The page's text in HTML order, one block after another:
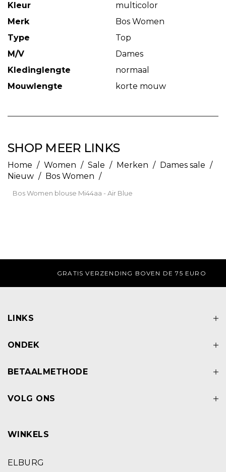
Kleur
multicolor
Merk
Bos Women
Type
Top
M/V
Dames
Kledinglengte
normaal
Mouwlengte
korte mouw
SHOP MEER LINKS
Home / Women / Sale / Merken / Dames sale /
Nieuw / Bos Women /
Bos Women blouse Mi44aa - Air Blue
GRATIS AFHALEN IN DE WINKEL
LINKS
ONDEK
BETAALMETHODE
VOLG ONS
WINKELS
ELBURG